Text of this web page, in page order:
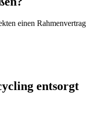
einen Rahmenvertrag
entsorgt